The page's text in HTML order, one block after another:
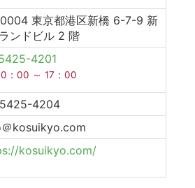
東京都港区新橋 6-7-9 新
ンドビル 2 階
4201
：00 ～ 17：00
4204
kosuikyo.com
kosuikyo.com/